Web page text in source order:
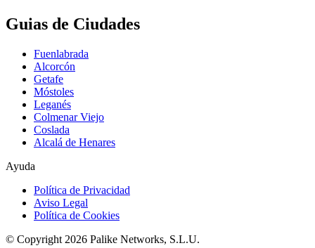
Guias de Ciudades
Fuenlabrada
Alcorcón
Getafe
Móstoles
Leganés
Colmenar Viejo
Coslada
Alcalá de Henares
Ayuda
Política de Privacidad
Aviso Legal
Política de Cookies
© Copyright 2026 Palike Networks, S.L.U.